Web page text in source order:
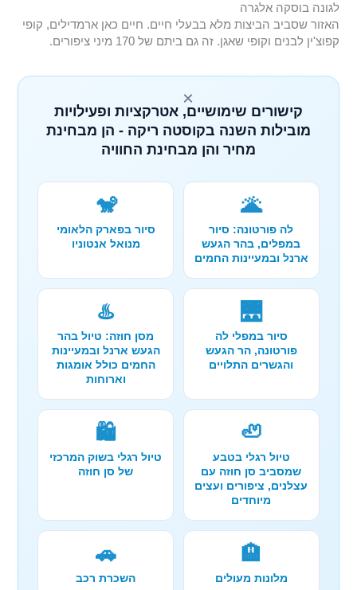
לגונה בוסקה אלגרה
האזור שסביב הביצות מלא בבעלי חיים. חיים כאן ארמדילים, קופי
קפוצ'ין לבנים וקופי שאגן. זה גם ביתם של 170 מיני ציפורים.
×
קישורים שימושיים, אטרקציות ופעילויות
מובילות השנה בקוסטה ריקה - הן מבחינת
מחיר והן מבחינת החוויה
🌋
לה פורטונה: סיור
במפלים, בהר הגעש
ארנל ובמעיינות החמים
🐒
סיור בפארק הלאומי
מנואל אנטוניו
🌉
סיור במפלי לה
פורטונה, הר הגעש
והגשרים התלויים
♨️
מסן חוזה: טיול בהר
הגעש ארנל ובמעיינות
החמים כולל אומגות
וארוחות
🦥
טיול רגלי בטבע
שמסביב סן חוזה עם
עצלנים, ציפורים ועצים
מיוחדים
🛍️
טיול רגלי בשוק המרכזי
של סן חוזה
🏨
מלונות מעולים
🚗
השכרת רכב